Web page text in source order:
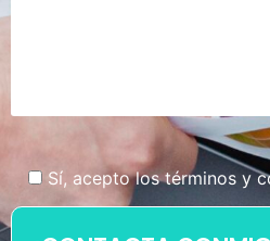
Sí, acepto los términos y